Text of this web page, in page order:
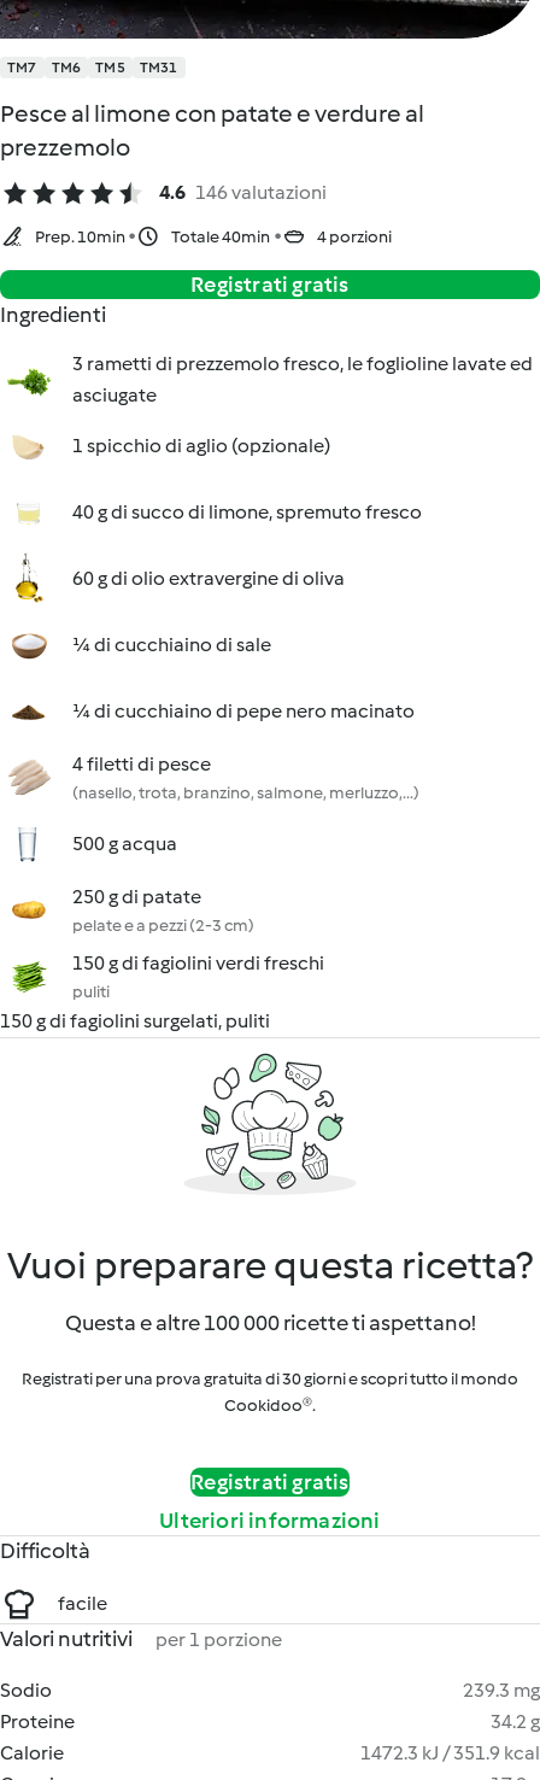
TM7 TM6 TM5 TM31
Pesce al limone con patate e verdure al
prezzemolo
4.6 146 valutazioni
Prep. 10min Totale 40min 4 porzioni
Registrati gratis
Ingredienti
3 rametti di prezzemolo fresco, le foglioline lavate ed
asciugate
1 spicchio di aglio (opzionale)
40 g di succo di limone, spremuto fresco
60 g di olio extravergine di oliva
¼ di cucchiaino di sale
¼ di cucchiaino di pepe nero macinato
4 filetti di pesce
(nasello, trota, branzino, salmone, merluzzo,...)
500 g acqua
250 g di patate
pelate e a pezzi (2-3 cm)
150 g di fagiolini verdi freschi
puliti
150 g di fagiolini surgelati, puliti
Vuoi preparare questa ricetta?
Questa e altre 100 000 ricette ti aspettano!
Registrati per una prova gratuita di 30 giorni e scopri tutto il mondo
Cookidoo®.
Registrati gratis
Ulteriori informazioni
Difficoltà
facile
Valori nutritivi per 1 porzione
Sodio
239.3 mg
Proteine
34.2 g
Calorie
1472.3 kJ / 351.9 kcal